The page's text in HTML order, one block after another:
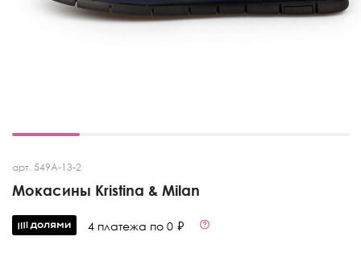
арт. 549A-13-2
Мокасины Kristina & Milan
4 платежа по 0 ₽